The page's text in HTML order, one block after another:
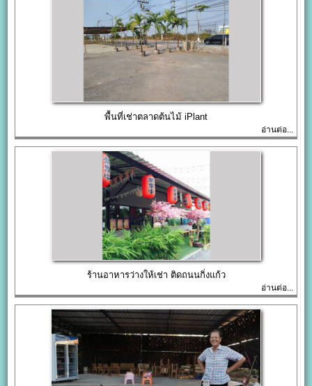
พื้นที่เช่าตลาดต้นไม้ iPlant
อ่านต่อ...
ร้านอาหารว่างให้เช่า ติดถนนกิ่งแก้ว
อ่านต่อ...